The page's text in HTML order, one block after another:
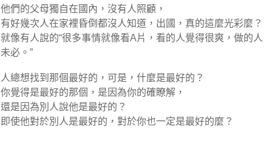
他們的父母獨自在國內，沒有人照顧，
有好幾次人在家裡昏倒都沒人知道，出國，真的這麼光彩麼？
就像有人說的“很多事情就像看A片，看的人覺得很爽，做的人
未必。”
人總想找到那個最好的，可是，什麼是最好的？
你覺得是最好的那個，是因為你的確瞭解，
還是因為別人說他是最好的？
即使他對於別人是最好的，對於你也一定是最好的麼？